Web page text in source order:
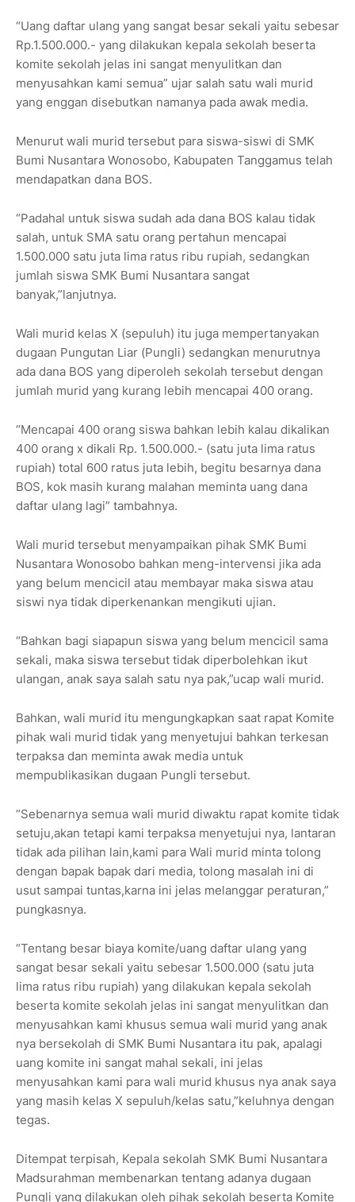
“Uang daftar ulang yang sangat besar sekali yaitu sebesar
Rp.1.500.000.- yang dilakukan kepala sekolah beserta
komite sekolah jelas ini sangat menyulitkan dan
menyusahkan kami semua” ujar salah satu wali murid
yang enggan disebutkan namanya pada awak media.
Menurut wali murid tersebut para siswa-siswi di SMK
Bumi Nusantara Wonosobo, Kabupaten Tanggamus telah
mendapatkan dana BOS.
“Padahal untuk siswa sudah ada dana BOS kalau tidak
salah, untuk SMA satu orang pertahun mencapai
1.500.000 satu juta lima ratus ribu rupiah, sedangkan
jumlah siswa SMK Bumi Nusantara sangat
banyak,”lanjutnya.
Wali murid kelas X (sepuluh) itu juga mempertanyakan
dugaan Pungutan Liar (Pungli) sedangkan menurutnya
ada dana BOS yang diperoleh sekolah tersebut dengan
jumlah murid yang kurang lebih mencapai 400 orang.
“Mencapai 400 orang siswa bahkan lebih kalau dikalikan
400 orang x dikali Rp. 1.500.000.- (satu juta lima ratus
rupiah) total 600 ratus juta lebih, begitu besarnya dana
BOS, kok masih kurang malahan meminta uang dana
daftar ulang lagi” tambahnya.
Wali murid tersebut menyampaikan pihak SMK Bumi
Nusantara Wonosobo bahkan meng-intervensi jika ada
yang belum mencicil atau membayar maka siswa atau
siswi nya tidak diperkenankan mengikuti ujian.
“Bahkan bagi siapapun siswa yang belum mencicil sama
sekali, maka siswa tersebut tidak diperbolehkan ikut
ulangan, anak saya salah satu nya pak,”ucap wali murid.
Bahkan, wali murid itu mengungkapkan saat rapat Komite
pihak wali murid tidak yang menyetujui bahkan terkesan
terpaksa dan meminta awak media untuk
mempublikasikan dugaan Pungli tersebut.
“Sebenarnya semua wali murid diwaktu rapat komite tidak
setuju,akan tetapi kami terpaksa menyetujui nya, lantaran
tidak ada pilihan lain,kami para Wali murid minta tolong
dengan bapak bapak dari media, tolong masalah ini di
usut sampai tuntas,karna ini jelas melanggar peraturan,”
pungkasnya.
“Tentang besar biaya komite/uang daftar ulang yang
sangat besar sekali yaitu sebesar 1.500.000 (satu juta
lima ratus ribu rupiah) yang dilakukan kepala sekolah
beserta komite sekolah jelas ini sangat menyulitkan dan
menyusahkan kami khusus semua wali murid yang anak
nya bersekolah di SMK Bumi Nusantara itu pak, apalagi
uang komite ini sangat mahal sekali, ini jelas
menyusahkan kami para wali murid khusus nya anak saya
yang masih kelas X sepuluh/kelas satu,”keluhnya dengan
tegas.
Ditempat terpisah, Kepala sekolah SMK Bumi Nusantara
Madsurahman membenarkan tentang adanya dugaan
Pungli yang dilakukan oleh pihak sekolah beserta Komite